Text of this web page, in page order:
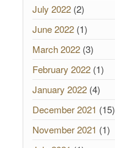
July 2022(2)
June 2022(1)
March 2022(3)
February 2022(1)
January 2022(4)
December 2021 (15)
November 2021 (1)